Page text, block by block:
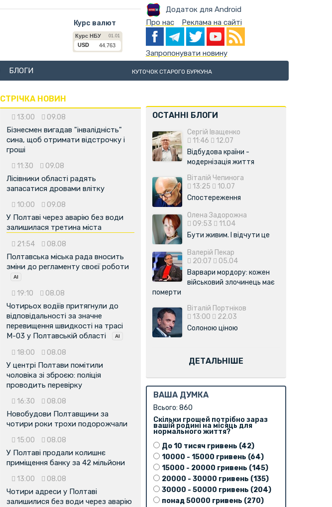
Додаток для Android
Курс валют Про нас Реклама на сайті
Запропонувати новину
БЛОГИ КУТОЧОК СТАРОГО БУРКУНА
СТРІЧКА НОВИН
13:00 09.08
Бізнесмен вигадав "інвалідність"
сина, щоб отримати відстрочку і
гроші
11:30 09.08
Лісівники області радять
запасатися дровами влітку
10:00 09.08
У Полтаві через аварію без води
залишилася третина міста
21:54 08.08
Полтавська міська рада вносить
зміни до регламенту своєї роботи
19:10 08.08
Чотирьох водіїв притягнули до
відповідальності за значне
перевищення швидкості на трасі
М-03 у Полтавській області
18:00 08.08
У центрі Полтави помітили
чоловіка зі зброєю: поліція
проводить перевірку
16:30 08.08
Новобудови Полтавщини за
чотири роки трохи подорожчали
15:00 08.08
У Полтаві продали колишнє
приміщення банку за 42 мільйони
13:00 08.08
Чотири адреси у Полтаві
залишилися без води через аварію
ОСТАННІ БЛОГИ
Сергій Іващенко
11:46
12.07
Відбудова країни -
модернізація життя
Віталій Чепинога
13:25
10.07
Спостереження
Олена Задорожна
09:53
11.04
Бути живим. І відчути це
Валерій Пекар
20:07
05.04
Варвари мордору: кожен
військовий злочинець має
померти
Віталій Портніков
13:00
22.03
Солоною ціною
ДЕТАЛЬНІШЕ
ВАША ДУМКА
Всього: 860
Скільки грошей потрібно зараз
вашій родині на місяць для
нормального життя?
До 10 тисяч гривень (42)
10000 - 15000 гривень (64)
15000 - 20000 гривень (145)
20000 - 30000 гривень (135)
30000 - 50000 гривень (204)
понад 50000 гривень (270)